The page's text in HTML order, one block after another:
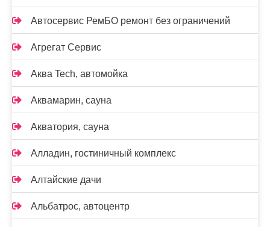
Автосервис РемБО ремонт без ограничений
Агрегат Сервис
Аква Tech, автомойка
Аквамарин, сауна
Акватория, сауна
Алладин, гостиничный комплекс
Алтайские дачи
Альбатрос, автоцентр